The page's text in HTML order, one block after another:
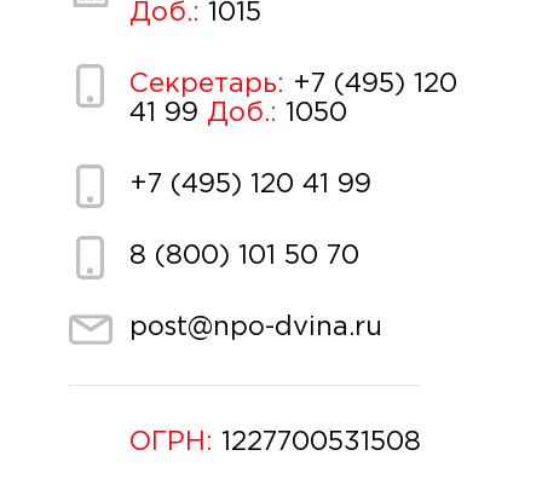
Доб.: 1015
Секретарь: +7 (495) 120
41 99 Доб.: 1050
+7 (495) 120 41 99
8 (800) 101 50 70
post@npo-dvina.ru
ОГРН: 1227700531508